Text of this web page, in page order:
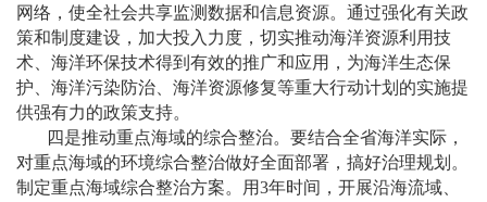
网络，使全社会共享监测数据和信息资源。通过强化有关政
策和制度建设，加大投入力度，切实推动海洋资源利用技
术、海洋环保技术得到有效的推广和应用，为海洋生态保
护、海洋污染防治、海洋资源修复等重大行动计划的实施提
供强有力的政策支持。
四是推动重点海域的综合整治。要结合全省海洋实际，
对重点海域的环境综合整治做好全面部署，搞好治理规划。
制定重点海域综合整治方案。用3年时间，开展沿海流域、